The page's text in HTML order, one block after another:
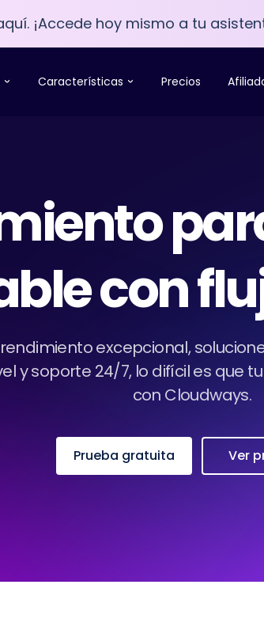
¡Accede hoy mismo a tu
Características Precios
con
excepcional,
y soporte 24/7, lo difícil es que
con Cloudways.
Prueba gratuita Ver